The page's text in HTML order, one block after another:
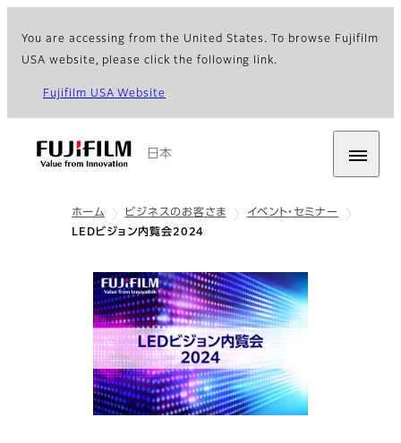
You are accessing from the United States. To browse Fujifilm
USA website, please click the following link.
Fujifilm USA Website
日本
ホーム ビジネスのお客さま
イベント・セミナー
LEDビジョン内覧会2024